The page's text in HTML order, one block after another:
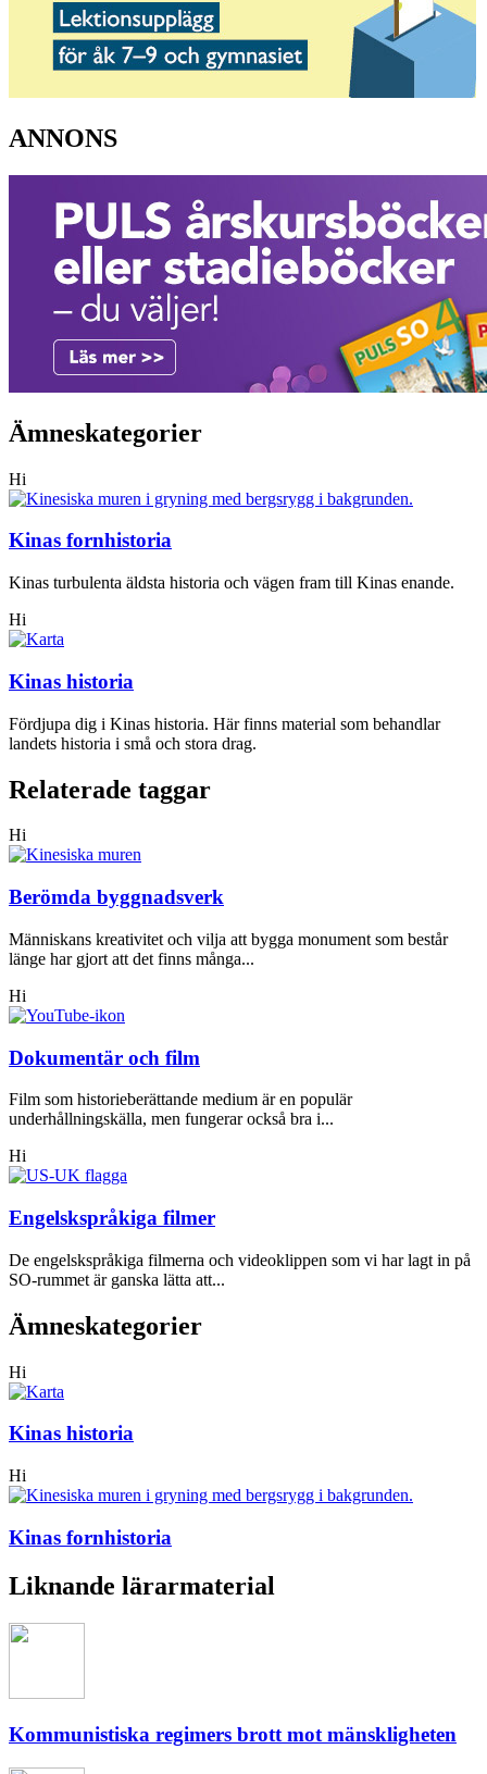
ANNONS
Ämneskategorier
Hi
Kinas fornhistoria
Kinas turbulenta äldsta historia och vägen fram till Kinas enande.
Hi
Kinas historia
Fördjupa dig i Kinas historia. Här finns material som behandlar
landets historia i små och stora drag.
Relaterade taggar
Hi
Berömda byggnadsverk
Människans kreativitet och vilja att bygga monument som består
länge har gjort att det finns många...
Hi
Dokumentär och film
Film som historieberättande medium är en populär
underhållningskälla, men fungerar också bra i...
Hi
Engelskspråkiga filmer
De engelskspråkiga filmerna och videoklippen som vi har lagt in på
SO-rummet är ganska lätta att...
Ämneskategorier
Hi
Kinas historia
Hi
Kinas fornhistoria
Liknande lärarmaterial
Kommunistiska regimers brott mot mänskligheten